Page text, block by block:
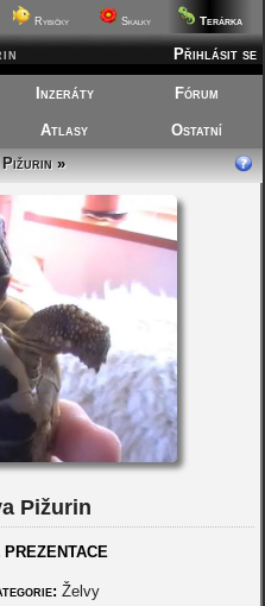
Rybičky Skalky Terárka
Přihlásit se
Inzeráty Fórum
Atlasy
Ostatní
Pižurin»
Pižurin
Želvy